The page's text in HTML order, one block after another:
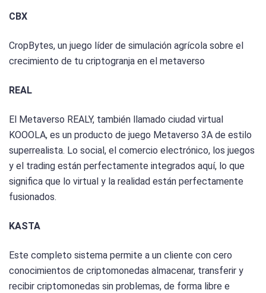
CBX
CropBytes, un juego líder de simulación agrícola sobre el
crecimiento de tu criptogranja en el metaverso
REAL
El Metaverso REALY, también llamado ciudad virtual
KOOOLA, es un producto de juego Metaverso 3A de estilo
superrealista. Lo social, el comercio electrónico, los juegos
y el trading están perfectamente integrados aquí, lo que
significa que lo virtual y la realidad están perfectamente
fusionados.
KASTA
Este completo sistema permite a un cliente con cero
conocimientos de criptomonedas almacenar, transferir y
recibir criptomonedas sin problemas, de forma libre e